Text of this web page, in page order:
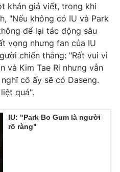
Mỹ Hạnh, Phạm Quốc Thắng,
- 024.38 355 932
897 897
khán giả viết, trong khi
"Nếu không có IU và Park
để lại tác động sâu
vọng nhưng fan của IU
chiến thắng: "Rất vui vì
và Kim Tae Ri nhưng vẫn
cô ấy sẽ có Daseng.
quá".
IU: "Park Bo Gum là người
rõ ràng"